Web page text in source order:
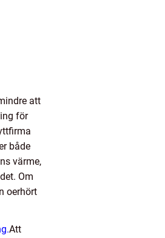
att
för
både
värme,
Om
oerhört
Att